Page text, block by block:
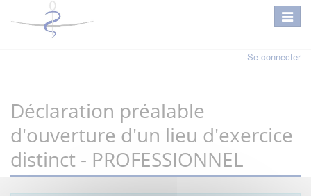
Se connecter
Déclaration préalable
d'ouverture d'un lieu d'exercice
distinct - PROFESSIONNEL